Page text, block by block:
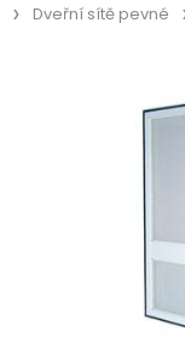
Dveřní sítě pevné